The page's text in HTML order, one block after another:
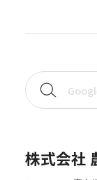
株式会社